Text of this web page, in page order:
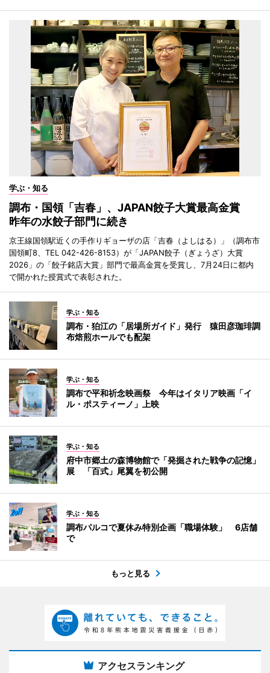
学ぶ・知る
調布・国領「吉春」、JAPAN餃子大賞最高金賞
昨年の水餃子部門に続き
京王線国領駅近くの手作りギョーザの店「吉春（よしはる）」（調布市
国領町8、TEL 042-426-8153）が「JAPAN餃子（ぎょうざ）大賞
2026」の「餃子銘店大賞」部門で最高金賞を受賞し、7月24日に都内
で開かれた授賞式で表彰された。
学ぶ・知る
調布・狛江の「居場所ガイド」発行 猿田彦珈琲調
布焙煎ホールでも配架
学ぶ・知る
調布で平和祈念映画祭 今年はイタリア映画「イ
ル・ポスティーノ」上映
学ぶ・知る
府中市郷土の森博物館で「発掘された戦争の記憶」
展 「百式」尾翼を初公開
学ぶ・知る
調布パルコで夏休み特別企画「職場体験」 6店舗
で
もっと見る
アクセスランキング